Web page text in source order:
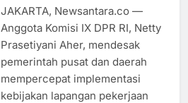
JAKARTA, Newsantara.co —
Anggota Komisi IX DPR RI, Netty
Prasetiyani Aher, mendesak
pemerintah pusat dan daerah
mempercepat implementasi
kebijakan lapangan pekerjaan